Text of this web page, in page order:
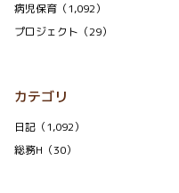
病児保育（1,092）
プロジェクト（29）
カテゴリ
日記（1,092）
総務H（30）